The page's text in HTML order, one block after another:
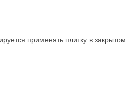
применять плитку в закрытом